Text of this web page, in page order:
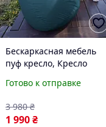
Бескаркасная мебель
пуф кресло, Кресло
XXXL, Кресло мішок,
отдыха
Готово к отправке
1 990₴
3 980 ₴